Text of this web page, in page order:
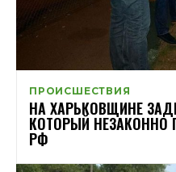
ПРОИСШЕСТВИЯ
НА ХАРЬКОВЩИНЕ
КОТОРЫЙ НЕЗАКОННО
РФ